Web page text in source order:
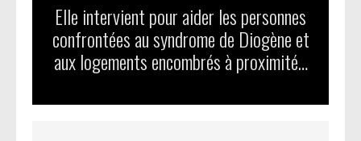
Elle intervient pour aider les personnes
confrontées au syndrome de Diogène et
aux logements encombrés à proximité…